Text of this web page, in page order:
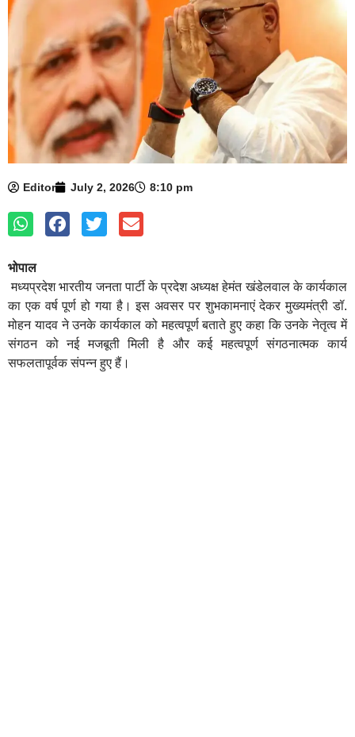
Editor July 2, 2026 8:10 pm
भोपाल
मध्यप्रदेश भारतीय जनता पार्टी के प्रदेश अध्यक्ष हेमंत खंडेलवाल के कार्यकाल
का एक वर्ष पूर्ण हो गया है। इस अवसर पर शुभकामनाएं देकर मुख्यमंत्री डॉ.
मोहन यादव ने उनके कार्यकाल को महत्वपूर्ण बताते हुए कहा कि उनके नेतृत्व में
संगठन को नई मजबूती मिली है और कई महत्वपूर्ण संगठनात्मक कार्य
सफलतापूर्वक संपन्न हुए हैं।